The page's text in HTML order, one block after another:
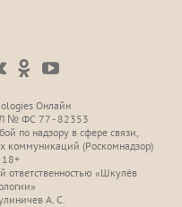
Онлайн
№ ФС 77 - 82353
по надзору в сфере связи,
коммуникаций (Роскомнадзор)
ответственностью «Шкулёв
А. С.